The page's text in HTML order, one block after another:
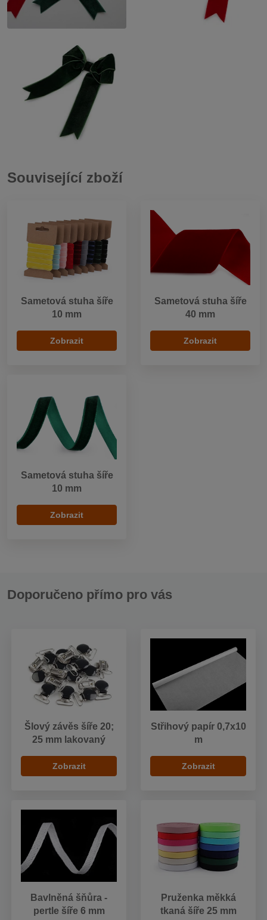
Související zboží
Sametová stuha šíře
10 mm
Zobrazit
Sametová stuha šíře
40 mm
Zobrazit
Sametová stuha šíře
10 mm
Zobrazit
Doporučeno přímo pro vás
Šlový závěs šíře 20;
25 mm lakovaný
Zobrazit
Střihový papír 0,7x10
m
Zobrazit
Bavlněná šňůra -
pertle šíře 6 mm
Pruženka měkká
tkaná šíře 25 mm